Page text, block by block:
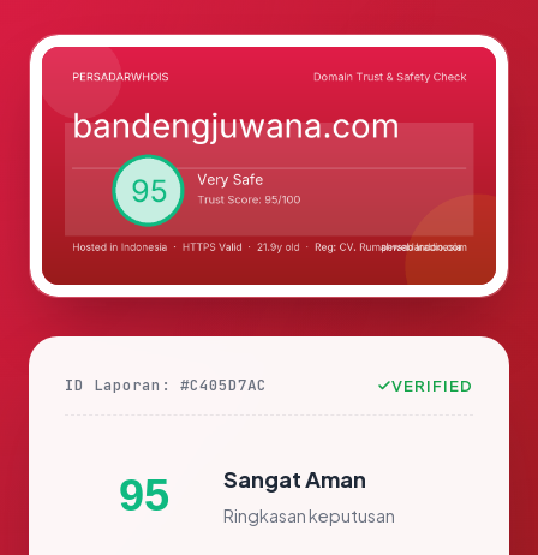
ID Laporan: #C405D7AC VERIFIED
95 Sangat Aman
Ringkasan keputusan